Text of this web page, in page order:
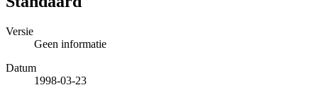
Versie
Geen informatie
Datum
1998-03-23